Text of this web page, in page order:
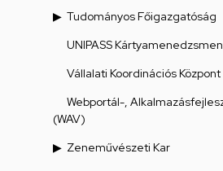
Tudományos Főigazgatóság
UNIPASS
Vállalati Koordinációs Központ
Webportál-,
(WAV)
Zeneművészeti Kar